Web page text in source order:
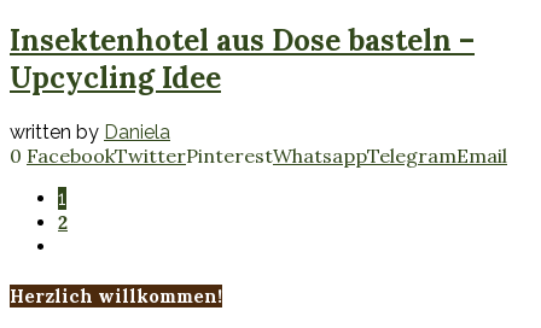
Insektenhotel aus Dose basteln –
Upcycling Idee
written by Daniela
0 FacebookTwitterPinterestWhatsappTelegramEmail
1
2
Herzlich willkommen!